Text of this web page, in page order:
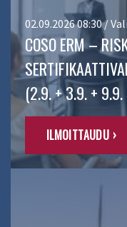
02.09.2026 08:30 /
COSO ERM –
(2.9. + 3.9. +
ILMOITTAUDU ›